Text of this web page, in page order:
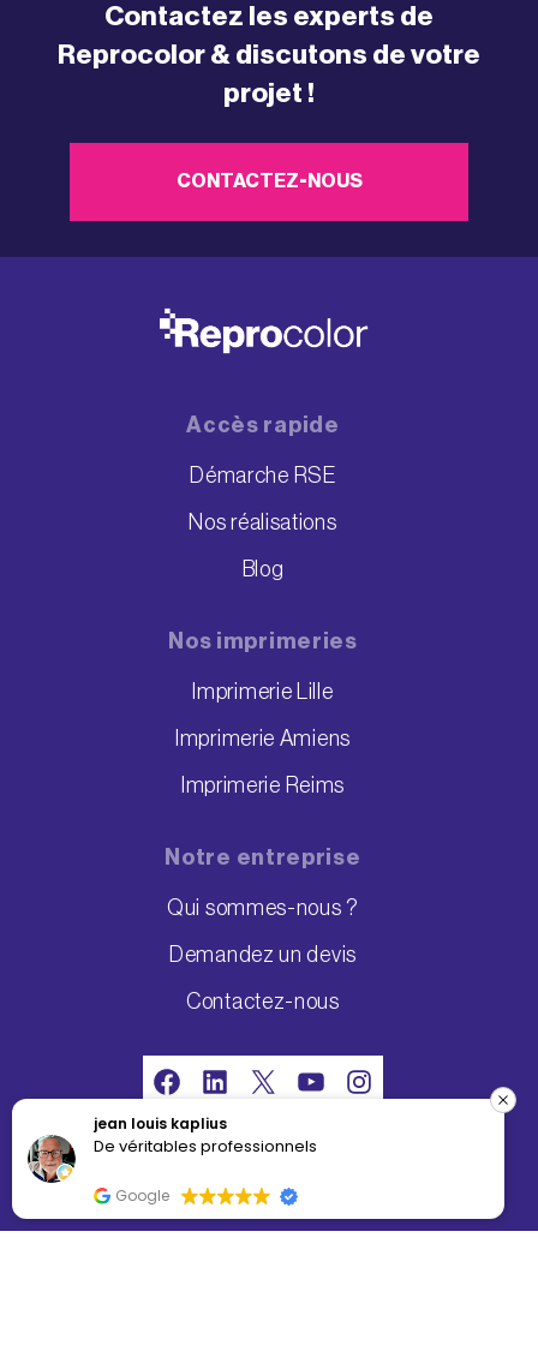
Contactez les experts de
Reprocolor & discutons de votre
projet !
CONTACTEZ-NOUS
Accès rapide
Démarche RSE
Nos réalisations
Blog
Nos imprimeries
Imprimerie Lille
Imprimerie Amiens
Imprimerie Reims
Notre entreprise
Qui sommes-nous ?
Demandez un devis
Contactez-nous
FacebookLinkedIn YouTubeInstagram
Index égalité professionnelle 2026 :
86/100
jean louis kaplius
De véritables professionnels